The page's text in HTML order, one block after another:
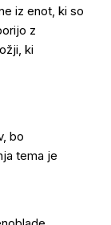
iz enot, ki so
z
ki
bo
tema je